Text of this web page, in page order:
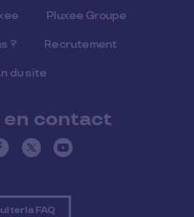
Pluxee Groupe
? Recrutement
du site
en contact
la FAQ